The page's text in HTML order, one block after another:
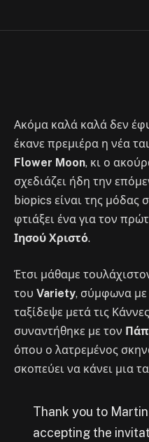
Ακόμα καλά καλά δεν
έκανε πρεμιέρα η νέα
Flower Moon, κι ο
σχεδιάζει ήδη την
biopics είναι της μόδας
φτιάξει ένα για τον
Ιησού Χριστό.
Έτσι μάθαμε
του Variety, σύμφωνα με
ταξίδεψε μετά τις
συναντήθηκε με τον
όπου ο λατρεμένος
σκοπεύει να κάνει μια
Thank you to Martin
accepting the